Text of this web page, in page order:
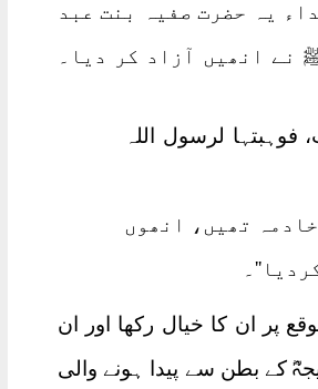
یہ حضرت صفیہ بنت عبد
نے انھیں آزاد کر دیا۔
لرسول اللہ
تھیں، انھوں
پر ان کا خیال رکھا اور ان
کے بطن سے پیدا ہونے والی